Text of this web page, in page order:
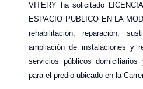
VITERY ha solicitado
ESPACIO PUBLICO EN LA
rehabilitación, reparación,
ampliación de instalaciones y
servicios públicos domiciliarios
para el predio ubicado en la